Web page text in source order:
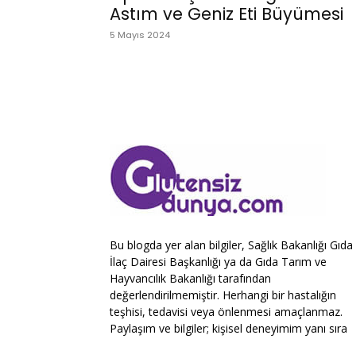
Astım ve Geniz Eti Büyümesi
5 Mayıs 2024
Bu blogda yer alan bilgiler, Sağlık Bakanlığı Gıda
İlaç Dairesi Başkanlığı ya da Gıda Tarım ve
Hayvancılık Bakanlığı tarafından
değerlendirilmemiştir. Herhangi bir hastalığın
teşhisi, tedavisi veya önlenmesi amaçlanmaz.
Paylaşım ve bilgiler; kişisel deneyimim yanı sıra